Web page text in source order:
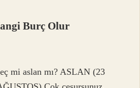
Burç Olur
mi aslan mı? ASLAN (23